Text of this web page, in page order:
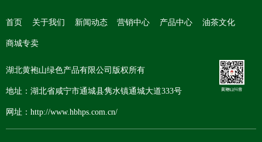
首页 关于我们 新闻动态 营销中心 产品中心 油茶文化
商城专卖
湖北黄袍山绿色产品有限公司版权所有
地址：湖北省咸宁市通城县隽水镇通城大道333号
网址：http://www.hbhps.com.cn/